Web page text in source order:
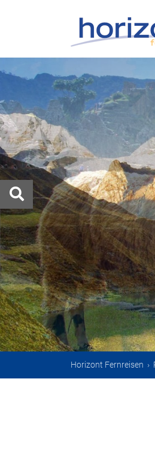
Horizont Fernreisen ›